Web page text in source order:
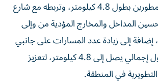
الجنوبي لمنطقة المطورين بطول 4.8 كيلومتر، وتربطه مع شارع
المداخل والمخارج المؤدية من وإلى
إضافة إلى زيادة عدد المسارات على جانبي
شارع الإمارات بطول إجمالي يصل إلى 4.8 كيلومتر، لتعزيز
في المنطقة.